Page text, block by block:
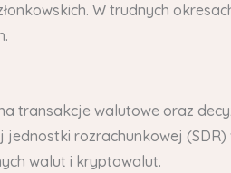
W trudnych
transakcje walutowe oraz
rozrachunkowej
walut i kryptowalut.